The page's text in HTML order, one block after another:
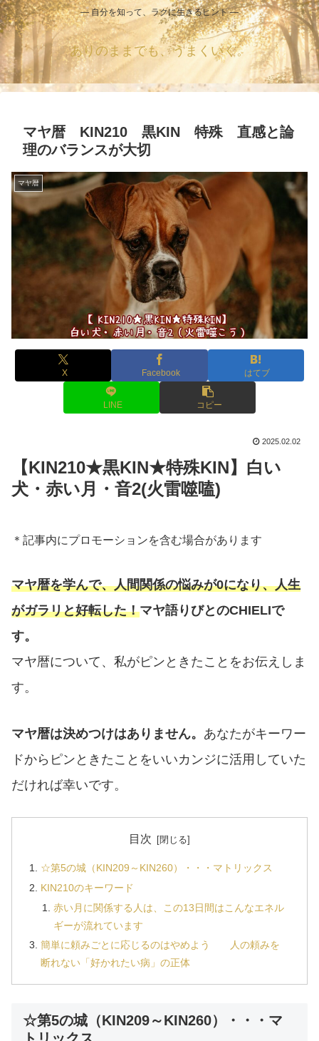
― 自分を知って、ラクに生きるヒント ―
ありのままでも、うまくいく。
マヤ暦 KIN210 黒KIN 特殊 直感と論
理のバランスが大切
マヤ暦
X Facebook はてブ
LINE コピー
2025.02.02
【KIN210★黒KIN★特殊KIN】白い
犬・赤い月・音2(火雷噬嗑)
＊記事内にプロモーションを含む場合があります
マヤ暦を学んで、人間関係の悩みが0になり、人生
がガラリと好転した！マヤ語りびとのCHIELIで
す。
マヤ暦について、私がピンときたことをお伝えしま
す。
マヤ暦は決めつけはありません。 あなたがキーワー
ドからピンときたことをいいカンジに活用していた
だければ幸いです。
目次
☆第5の城（KIN209～KIN260）・・・マトリックス
KIN210のキーワード
赤い月に関係する人は、この13日間はこんなエネル
ギーが流れています
簡単に頼みごとに応じるのはやめよう 人の頼みを
断れない「好かれたい病」の正体
☆第5の城（KIN209～KIN260）・・・マ